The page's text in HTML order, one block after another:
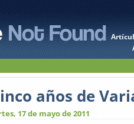
años de
17 de mayo de 2011